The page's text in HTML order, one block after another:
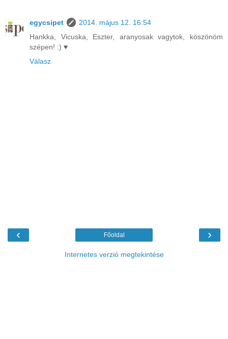
egycsipet
2014. május 12. 16:54
Hankka, Vicuska, Eszter, aranyosak vagytok, köszönöm
szépen! :) ♥
Válasz
‹ ›
Főoldal
Internetes verzió megtekintése